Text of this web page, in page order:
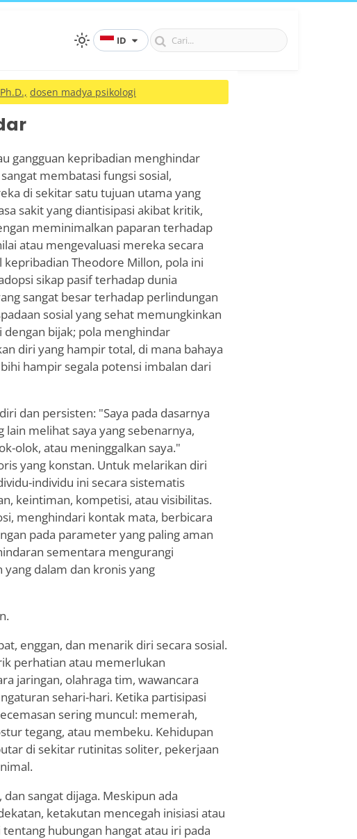
ID
dosen madya psikologi
gangguan kepribadian menghindar
membatasi fungsi sosial,
di sekitar satu tujuan utama yang
sakit yang diantisipasi akibat kritik,
meminimalkan paparan terhadap
atau mengevaluasi mereka secara
Theodore Millon, pola ini
sikap pasif terhadap dunia
sangat besar terhadap perlindungan
sosial yang sehat memungkinkan
bijak; pola menghindar
diri yang hampir total, di mana bahaya
hampir segala potensi imbalan dari
dan persisten: "Saya pada dasarnya
lain melihat saya yang sebenarnya,
olok, atau meninggalkan saya."
yang konstan. Untuk melarikan diri
individu ini secara sistematis
keintiman, kompetisi, atau visibilitas.
menghindari kontak mata, berbicara
pada parameter yang paling aman
sementara mengurangi
dalam dan kronis yang
enggan, dan menarik diri secara sosial.
perhatian atau memerlukan
jaringan, olahraga tim, wawancara
sehari-hari. Ketika partisipasi
sering muncul: memerah,
tegang, atau membeku. Kehidupan
di sekitar rutinitas soliter, pekerjaan
sangat dijaga. Meskipun ada
ketakutan mencegah inisiasi atau
hubungan hangat atau iri pada